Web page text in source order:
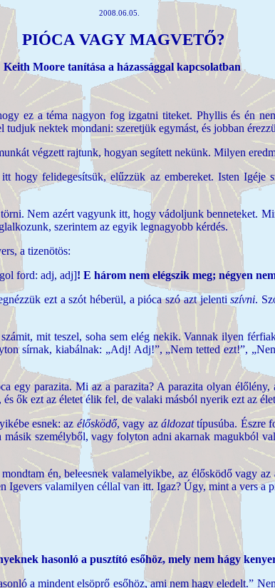
2008.06.05.
PIÓCA VAGY MAGVETŐ?
Keith Moore tanítása a házassággal kapcsolatban
ez a téma nagyon fog izgatni titeket. Phyllis és én
nektek mondani: szeretjük egymást, és jobban
végzett rajtunk, hogyan segített nekünk. Milyen
felidegesítsük, elűzzük az embereket. Isten Igéje
Nem azért vagyunk itt, hogy vádoljunk benneteket.
szerintem az egyik legnagyobb kérdés.
a tizenötös:
ford: adj, adj]! E három nem elégszik meg; négyen
ezt a szót héberül, a pióca szó azt jelentiszívni.
mit teszel, soha sem elég nekik. Vannak ilyen
sírnak, kiabálnak: „Adj! Adj!”, „Nem tetted ezt!”,
egy parazita. Mi az a parazita? A parazita olyan
ők ezt az életet élik fel, de valaki másból nyerik ezt az
esnek: az élősködő, vagy az áldozattípusúba. Észre
személyből, vagy folyton adni akarnak magukból
én, beleesnek valamelyikbe, az élősködő vagy
Igevers valamilyen céllal van itt. Igaz? Úgy, mint a vers a
hasonló a pusztító esőhöz, mely nem hágy
a mindent elsöprő esőhöz, ami nem hagy eledelt.”